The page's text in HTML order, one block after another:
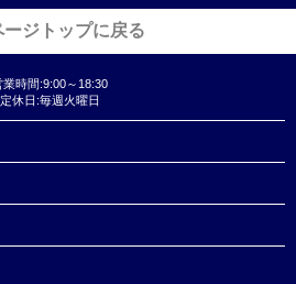
ージトップに戻る
業時間:9:00～18:30
定休日:毎週火曜日